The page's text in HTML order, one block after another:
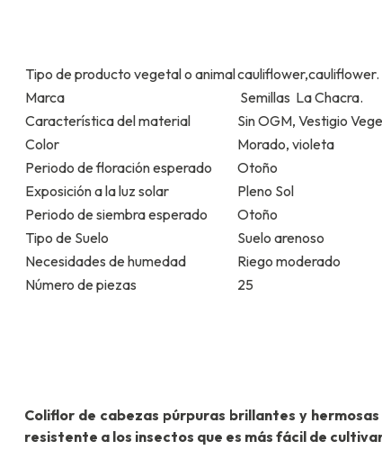
Tipo de producto vegetal o animalcauliflower,cauliflower.
Marca
Semillas La Chacra.
Característica del material
Sin OGM, Vestigio
Color
Morado, violeta
Periodo de floración esperado
Otoño
Exposición a la luz solar
Pleno Sol
Periodo de siembra esperado
Otoño
Tipo de Suelo
Suelo arenoso
Necesidades de humedad
Riego moderado
Número de piezas
25
Coliflor de cabezas púrpuras brillantes y
resistente a los insectos que es más fácil de